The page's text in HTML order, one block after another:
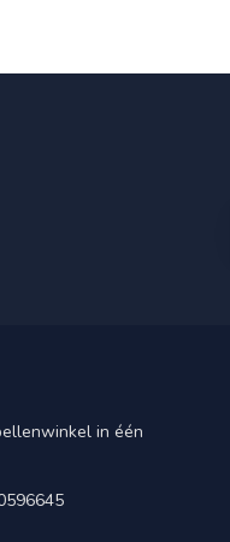
in één